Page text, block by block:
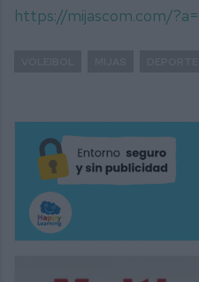
https://mijascom.com/